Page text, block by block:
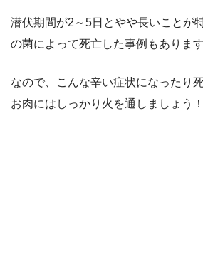
潜伏期間が2～5日とやや長いことが
の菌によって死亡した事例もあります
なので、こんな辛い症状になったり
お肉にはしっかり火を通しましょう！